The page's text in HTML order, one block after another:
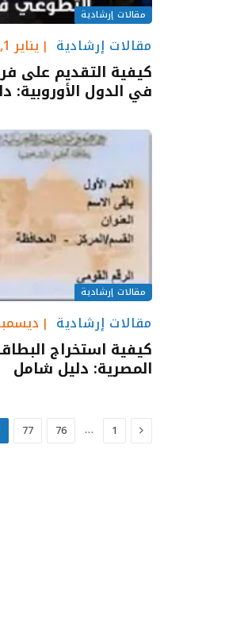
مقالات إرشادية
مقالات إرشادية يناير 1, 2025
كيفية التقديم على
في الدول الأوروبية:
مقالات إرشادية
مقالات إرشادية ديسمبر 28,
كيفية استخراج
المصرية: دليل شامل
السابق
1
…
76
77